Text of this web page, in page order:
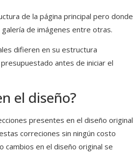
de la página principal pero donde
de imágenes entre otras.
difieren en su estructura
antes de iniciar el
el diseño?
presentes en el diseño original
correciones sin ningún costo
cambios en el diseño original se